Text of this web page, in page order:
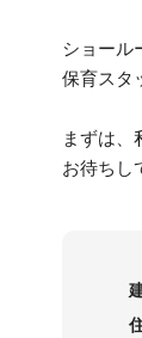
ショール
保育スタ
まずは、
お待ちし